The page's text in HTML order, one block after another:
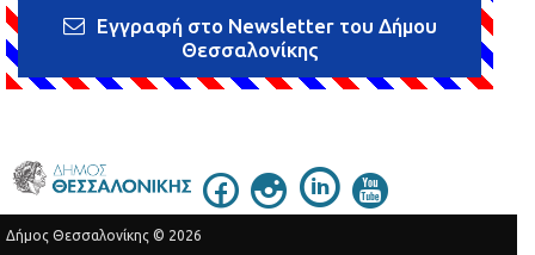
Εγγραφή στο Newsletter του Δήμου
Θεσσαλονίκης
Δήμος Θεσσαλονίκης © 2026